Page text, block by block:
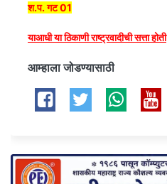
श.प. गट 01
याआधी या ठिकाणी राष्ट्रवादीची सत्ता होती
आम्हाला जोडण्यासाठी